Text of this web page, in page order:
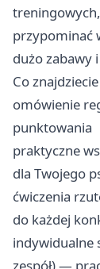
przypominać
dużo zabawy
Co
omówienie
punktowania
praktyczne
dla Twojego
ćwiczenia
do każdej
indywidualne